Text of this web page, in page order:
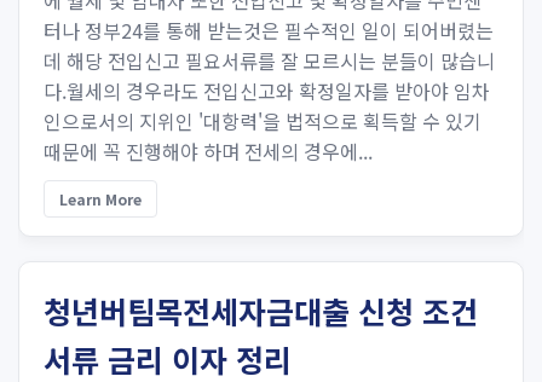
터나 정부24를 통해 받는것은 필수적인 일이 되어버렸는
데 해당 전입신고 필요서류를 잘 모르시는 분들이 많습니
다.월세의 경우라도 전입신고와 확정일자를 받아야 임차
인으로서의 지위인 '대항력'을 법적으로 획득할 수 있기
때문에 꼭 진행해야 하며 전세의 경우에...
Learn More
청년버팀목전세자금대출 신청 조건
서류 금리 이자 정리